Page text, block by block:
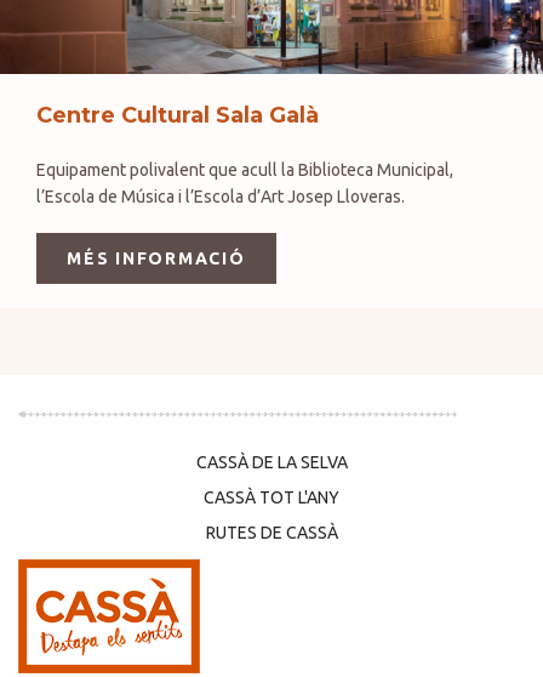
Centre Cultural Sala Galà
Equipament polivalent que acull la Biblioteca Municipal,
l’Escola de Música i l’Escola d’Art Josep Lloveras.
MÉS INFORMACIÓ
CASSÀ DE LA SELVA
CASSÀ TOT L'ANY
RUTES DE CASSÀ